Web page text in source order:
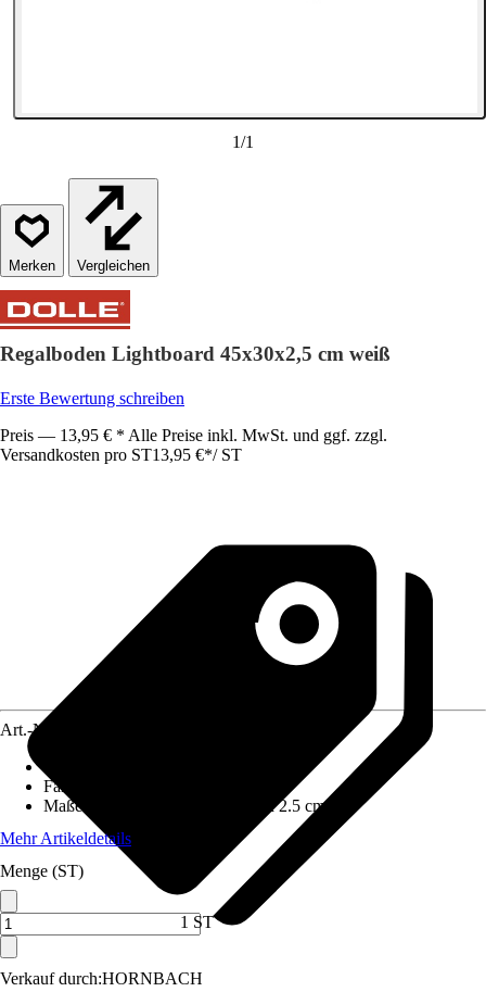
1/1
Vergleichen
Regalboden Lightboard 45x30x2,5 cm weiß
Erste Bewertung schreiben
Preis — 13,95 € * Alle Preise inkl. MwSt. und ggf. zzgl.
Versandkosten pro ST13,95 €*/ ST
Verkauf durch:HORNBACH
Art.-Nr.
Farbton
Maße (BxHxT)
45 cm x 30 cm x 2.5 cm
Mehr Artikeldetails
Menge (ST)
1 ST